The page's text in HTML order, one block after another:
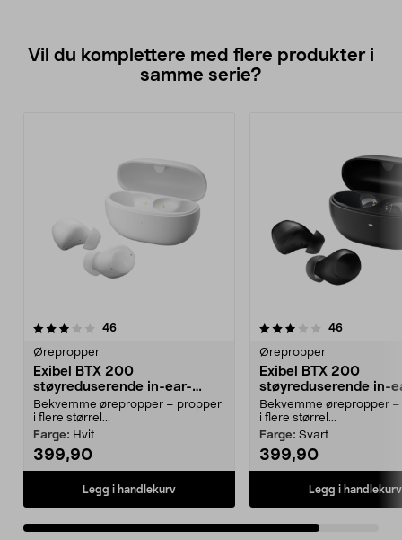
Vil du komplettere med flere produkter i
samme serie?
46anmeldelser
Ørepropper
Exibel BTX 200
støyreduserende in-ear-
ørepropper
Bekvemme ørepropper – propper
i flere størrel...
Farge: Hvit
399,90
Legg i handlekurv
3.5av 5 stjerner 46
Ørepropper
Exibel BTX 200
støyreduserende in-
ørepropper
Bekvemme ørepropper
i flere størrel...
Farge: Svart
399,90
Legg i handlekurv